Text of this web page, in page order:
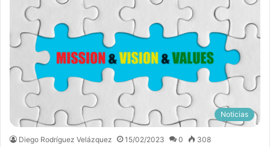
Noticias
Diego Rodríguez Velázquez 15/02/2023 0 308